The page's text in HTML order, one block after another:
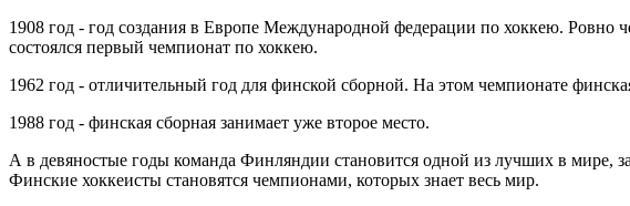
1908 год - год создания в Европе Международной федерации по хоккею. Ровно
состоялся первый чемпионат по хоккею.
1962 год - отличительный год для финской сборной. На этом чемпионате
1988 год - финская сборная занимает уже второе место.
А в девяностые годы команда Финляндии становится одной из лучших в мире,
Финские хоккеисты становятся чемпионами, которых знает весь мир.